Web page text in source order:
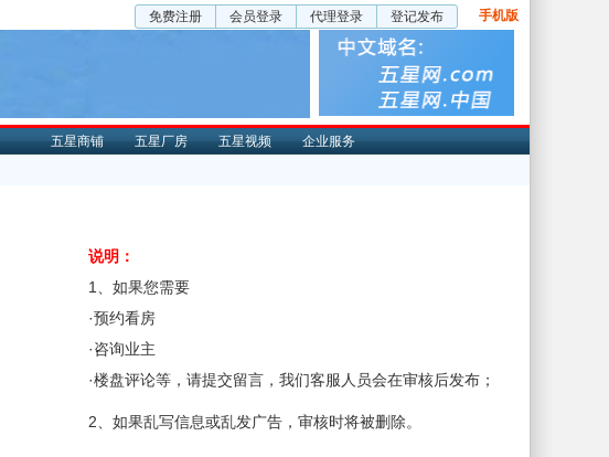
免费注册 会员登录 代理登录 登记发布 手机版
五星商铺 五星厂房 五星视频 企业服务
说明：
1、如果您需要
·预约看房
·咨询业主
·楼盘评论等，请提交留言，我们客服人员会在审核后发布；
2、如果乱写信息或乱发广告，审核时将被删除。